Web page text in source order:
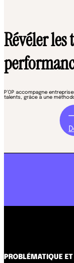
Révéler
P’OP accompagne
talents, grâce à une
PROBLÉMATIQUE